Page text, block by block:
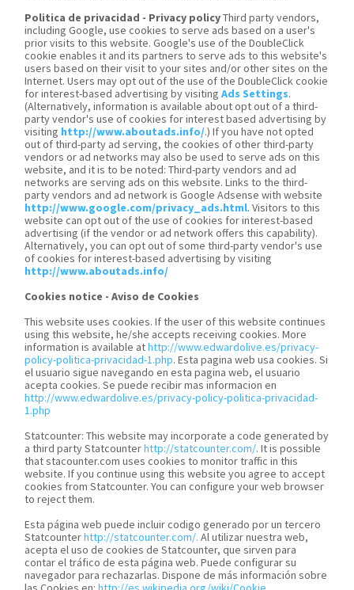
Politica de privacidad - Privacy policyThird party vendors,
including Google, use cookies to serve ads based on a user's
prior visits to this website. Google's use of the DoubleClick
cookie enables it and its partners to serve ads to this website's
users based on their visit to your sites and/or other sites on the
Internet. Users may opt out of the use of the DoubleClick cookie
for interest-based advertising by visitingAds Settings.
(Alternatively, information is available about opt out of a third-
party vendor's use of cookies for interest based advertising by
visiting http://www.aboutads.info/.) If you have not opted
out of third-party ad serving, the cookies of other third-party
vendors or ad networks may also be used to serve ads on this
website, and it is to be noted: Third-party vendors and ad
networks are serving ads on this website. Links to the third-
party vendors and ad network is Google Adsense with website
http://www.google.com/privacy_ads.html. Visitors to this
website can opt out of the use of cookies for interest-based
advertising (if the vendor or ad network offers this capability).
Alternatively, you can opt out of some third-party vendor's use
of cookies for interest-based advertising by visiting
http://www.aboutads.info/
Cookies notice - Aviso de Cookies
This website uses cookies. If the user of this website continues
using this website, he/she accepts receiving cookies. More
information is available athttp://www.edwardolive.es/privacy-
policy-politica-privacidad-1.php. Esta pagina web usa cookies. Si
el usuario sigue navegando en esta pagina web, el usuario
acepta cookies. Se puede recibir mas informacion en
http://www.edwardolive.es/privacy-policy-politica-privacidad-
1.php
Statcounter: This website may incorporate a code generated by
a third party Statcounterhttp://statcounter.com/. It is possible
that stacounter.com uses cookies to monitor traffic in this
website. If you continue using this website you agree to accept
cookies from Statcounter. You can configure your web browser
to reject them.
Esta página web puede incluir codigo generado por un tercero
Statcounterhttp://statcounter.com/.Al utilizar nuestra web,
acepta el uso de cookies de Statcounter, que sirven para
contar el tráfico de esta página web. Puede configurar su
navegador para rechazarlas. Dispone de más información sobre